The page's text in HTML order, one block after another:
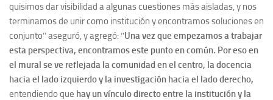
quisimos dar visibilidad a algunas cuestiones más aisladas, y nos
terminamos de unir como institución y encontramos soluciones en
conjunto’’ aseguró, y agregó: ‘’Una vez que empezamos a trabajar
esta perspectiva, encontramos este punto en común. Por eso en
el mural se ve reflejada la comunidad en el centro, la docencia
hacia el lado izquierdo y la investigación hacia el lado derecho,
entendiendo que hay un vínculo directo entre la institución y la